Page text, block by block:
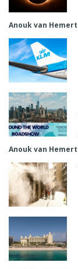
Anouk van Hemert
Anouk van Hemert